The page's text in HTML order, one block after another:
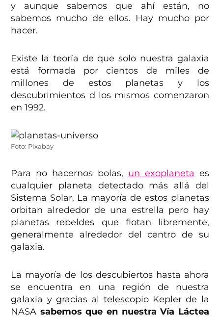
y aunque sabemos que ahí están, no
sabemos mucho de ellos. Hay mucho por
hacer.
Existe la teoría de que solo nuestra galaxia
está formada por cientos de miles de
millones de estos planetas y los
descubrimientos d los mismos comenzaron
en 1992.
Foto: Pixabay
Para no hacernos bolas, un exoplaneta es
cualquier planeta detectado más allá del
Sistema Solar. La mayoría de estos planetas
orbitan alrededor de una estrella pero hay
planetas rebeldes que flotan libremente,
generalmente alrededor del centro de su
galaxia.
La mayoría de los descubiertos hasta ahora
se encuentra en una región de nuestra
galaxia y gracias al telescopio Kepler de la
NASA sabemos que en nuestra Vía Láctea